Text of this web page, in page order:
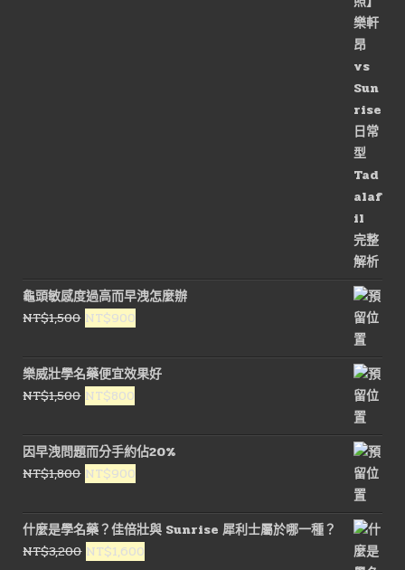
龜頭敏感度過高而早洩怎麼辦
NT$1,500 原
價
格：
NT$1,500。
NT$900
價
格：
樂威壯學名藥便宜效果好
NT$1,500 原
價
格：
NT$1,500。
NT$800
價
格：
NT$800。
因早洩問題而分手約佔20%
NT$1,800 原
價
格：
NT$1,800。
NT$900
價
格：
NT$900。
什麼是學名藥？佳倍壯與 Sunrise 犀利士屬於哪一種？
NT$3,200 原
NT$1,600